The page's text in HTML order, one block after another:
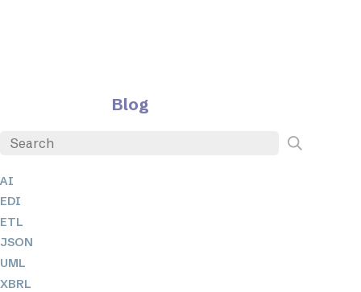
Blog
AI
EDI
ETL
JSON
UML
XBRL